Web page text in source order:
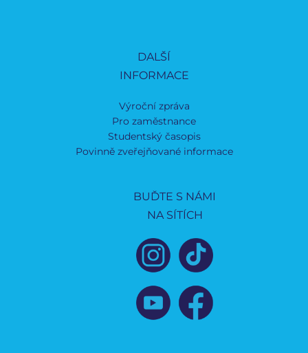
DALŠÍ
INFORMACE
Výroční zpráva
Pro zaměstnance
Studentský časopis
Povinně zveřejňované informace
BUĎTE S NÁMI
NA SÍTÍCH